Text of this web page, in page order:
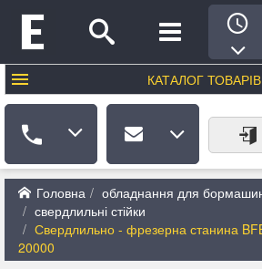
КАТАЛОГ ТОВАРІВ
Головна
обладнання для
свердлильні стійки
Свердлильно - фрезерна станина
20000